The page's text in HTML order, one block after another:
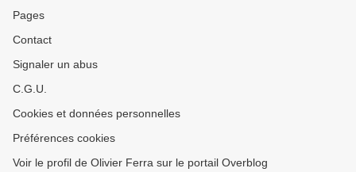
Pages
Contact
Signaler un abus
C.G.U.
Cookies et données personnelles
Préférences cookies
Voir le profil de Olivier Ferra sur le portail Overblog